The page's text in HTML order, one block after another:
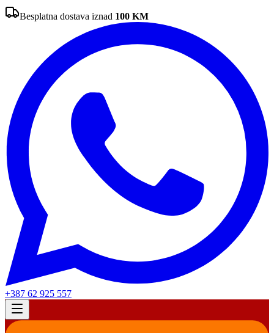
Besplatna dostava iznad 100 KM
+387 62 925 557